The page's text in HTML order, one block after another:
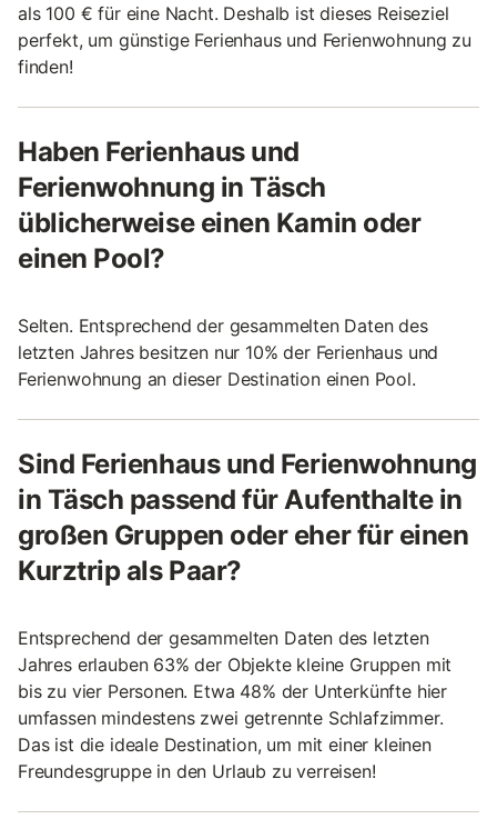
als 100 € für eine Nacht. Deshalb ist dieses Reiseziel
perfekt, um günstige Ferienhaus und Ferienwohnung zu
finden!
Haben Ferienhaus und
Ferienwohnung in Täsch
üblicherweise einen Kamin oder
einen Pool?
Selten. Entsprechend der gesammelten Daten des
letzten Jahres besitzen nur 10% der Ferienhaus und
Ferienwohnung an dieser Destination einen Pool.
Sind Ferienhaus und Ferienwohnung
in Täsch passend für Aufenthalte in
großen Gruppen oder eher für einen
Kurztrip als Paar?
Entsprechend der gesammelten Daten des letzten
Jahres erlauben 63% der Objekte kleine Gruppen mit
bis zu vier Personen. Etwa 48% der Unterkünfte hier
umfassen mindestens zwei getrennte Schlafzimmer.
Das ist die ideale Destination, um mit einer kleinen
Freundesgruppe in den Urlaub zu verreisen!